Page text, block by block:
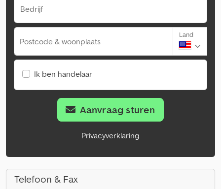
Bedrijf
Postcode & woonplaats
Land
Ik ben handelaar
Aanvraag sturen
Privacyverklaring
Telefoon & Fax